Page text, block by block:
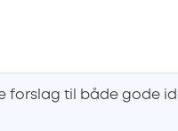
forslag til både gode